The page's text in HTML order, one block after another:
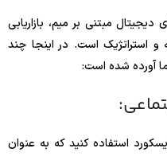
مبتنی بر میم، بازاریابی
و استراتژیک است. در اینجا چند
آورده شده است:
استفاده کنید که به عنوان